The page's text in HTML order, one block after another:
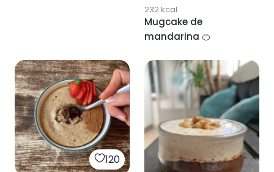
232kcal
Mugcake de
mandarina 🍊
120